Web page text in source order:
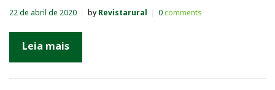
22 de abril de 2020 by Revistarural 0comments
Leia mais